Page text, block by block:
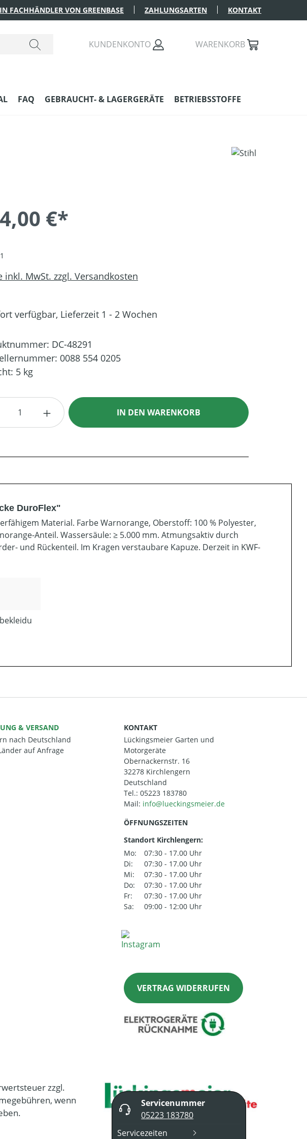
FACHHÄNDLER VON GREENBASE ZAHLUNGSARTEN KONTAKT
KUNDENKONTO WARENKORB
FAQ GEBRAUCHT- & LAGERGERÄTE BETRIEBSSTOFFE
€*
1
inkl. MwSt. zzgl. Versandkosten
verfügbar, Lieferzeit 1 - 2 Wochen
DC-48291
0088 554 0205
5 kg
Anzahl: Gib den gewünschten Wert ein oder
IN DEN WARENKORB
DuroFlex"
Material. Farbe Warnorange, Oberstoff: 100 % Polyester,
Anteil. Wassersäule: ≥ 5.000 mm. Atmungsaktiv durch
und Rückenteil. Im Kragen verstaubare Kapuze. Derzeit in KWF-
& VERSAND
nach Deutschland
auf Anfrage
KONTAKT
Lückingsmeier Garten und
Motorgeräte
Obernackernstr. 16
32278 Kirchlengern
Deutschland
Tel.: 05223 183780
Mail:
ÖFFNUNGSZEITEN
Standort Kirchlengern:
Mo:
07:30 - 17.00 Uhr
Di:
07:30 - 17.00 Uhr
Mi:
07:30 - 17.00 Uhr
Do:
07:30 - 17.00 Uhr
Fr:
07:30 - 17.00 Uhr
Sa:
09:00 - 12:00 Uhr
VERTRAG WIDERRUFEN
zzgl.
wenn
Servicenummer
05223 183780
Servicezeiten